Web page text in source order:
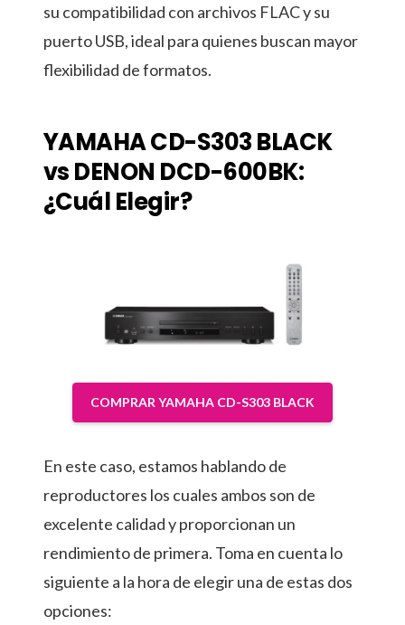
su compatibilidad con archivos FLAC y su
puerto USB, ideal para quienes buscan mayor
flexibilidad de formatos.
YAMAHA CD-S303 BLACK
vs DENON DCD-600BK:
¿Cuál Elegir?
COMPRAR YAMAHA CD-S303 BLACK
En este caso, estamos hablando de
reproductores los cuales ambos son de
excelente calidad y proporcionan un
rendimiento de primera. Toma en cuenta lo
siguiente a la hora de elegir una de estas dos
opciones: